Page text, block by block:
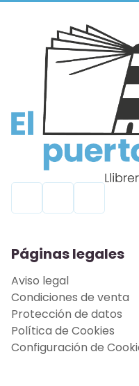
Páginas legales
Aviso legal
Condiciones de venta
Protección de datos
Política de Cookies
Configuración de